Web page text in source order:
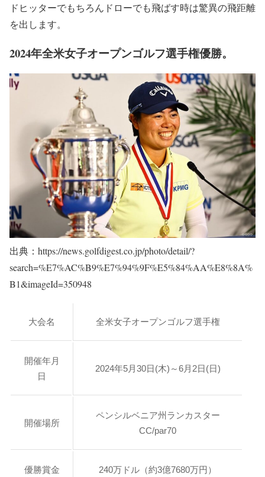
ドヒッターでもちろんドローでも飛ばす時は驚異の飛距離
を出します。
2024年全米女子オープンゴルフ選手権優勝。
出典：https://news.golfdigest.co.jp/photo/detail/?
search=%E7%AC%B9%E7%94%9F%E5%84%AA%E8%8A%
B1&imageId=350948
大会名 全米女子オープンゴルフ選手権
開催年月
日
2024年5月30日(木)～6月2日(日)
開催場所
ペンシルベニア州ランカスター
CC/par70
優勝賞金 240万ドル（約3億7680万円）